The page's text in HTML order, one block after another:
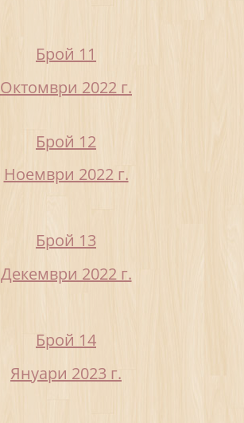
Брой 11
Октомври 2022 г.
Брой 12
Ноември 2022 г.
Брой 13
Декември 2022 г.
Брой 14
Януари 2023 г.